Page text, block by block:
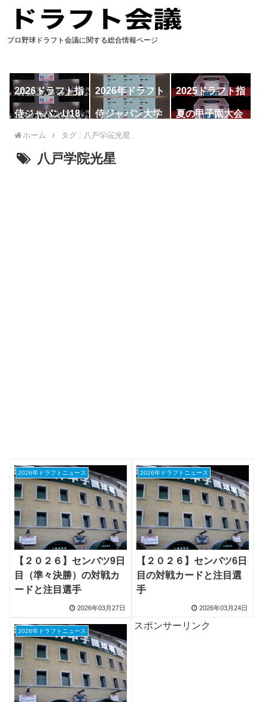
プロ野球ドラフト会議に関する総合情報ページ
2026ドラフト指
名予想
2026年ドラフト
候補
2025ドラフト指
名一覧
侍ジャパンU18
代表
侍ジャパン大学
代表
夏の甲子園大会
ホーム タグ : 八戸学院光星
八戸学院光星
2026年ドラフトニュース
【２０２６】センバツ9日
目（準々決勝）の対戦カ
ードと注目選手
2026年03月27日
2026年ドラフトニュース
【２０２６】センバツ6日
目の対戦カードと注目選
手
2026年03月24日
2026年ドラフトニュース
スポンサーリンク